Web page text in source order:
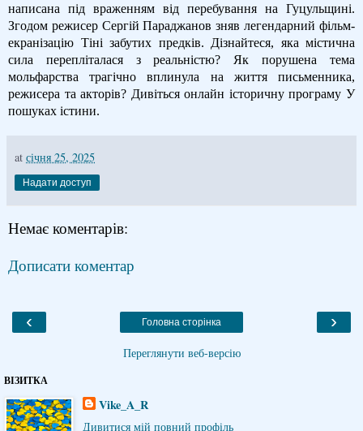
написана під враженням від перебування на Гуцульщині.
Згодом режисер Сергій Параджанов зняв легендарний фільм-
екранізацію Тіні забутих предків. Дізнайтеся, яка містична
сила перепліталася з реальністю? Як порушена тема
мольфарства трагічно вплинула на життя письменника,
режисера та акторів? Дивіться онлайн історичну програму У
пошуках істини.
at січня 25, 2025
Надати доступ
Немає коментарів:
Дописати коментар
‹ ›
Головна сторінка
Переглянути веб-версію
ВІЗИТКА
Vike_A_R
Дивитися мій повний профіль